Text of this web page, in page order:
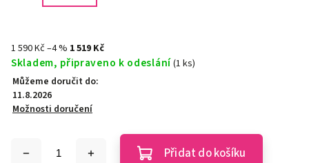
1 590 Kč–4 % 1 519 Kč
Skladem, připraveno k odeslání(1 ks)
Můžeme doručit do:
11.8.2026
Možnosti doručení
Přidat do košíku